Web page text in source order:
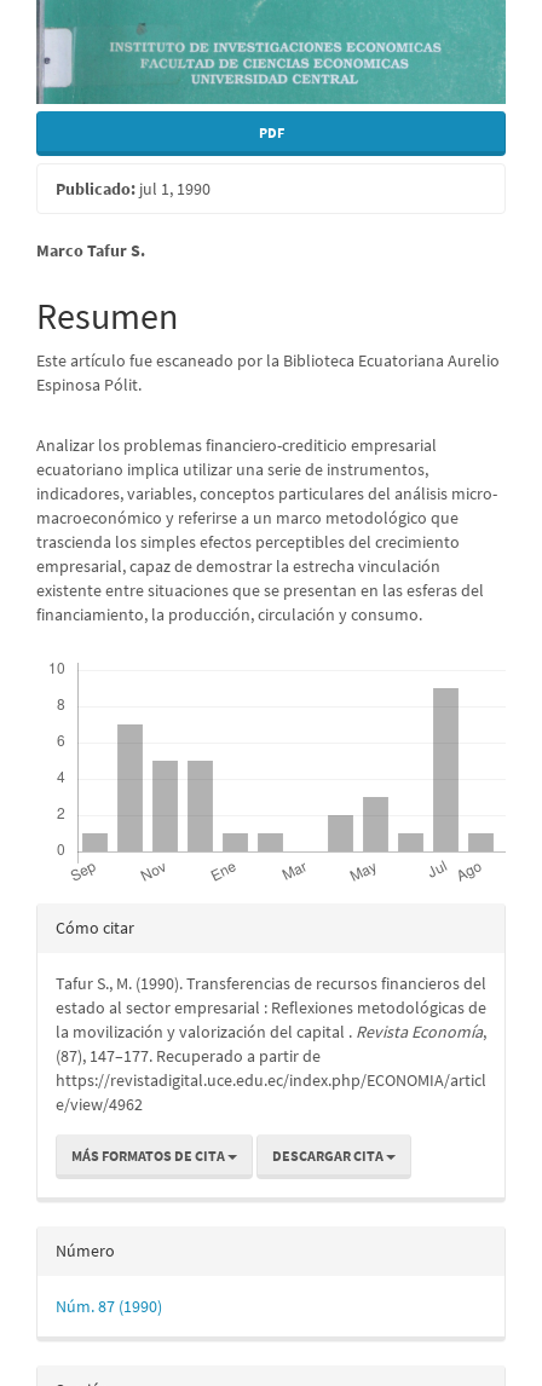
PDF
Publicado: jul 1, 1990
Contenido
principal
del
artículo
Marco Tafur S.
Resumen
Este artículo fue escaneado por la Biblioteca Ecuatoriana Aurelio
Espinosa Pólit.
Analizar los problemas financiero-crediticio empresarial
ecuatoriano implica utilizar una serie de instrumentos,
indicadores, variables, conceptos particulares del análisis micro-
macroeconómico y referirse a un marco metodológico que
trascienda los simples efectos perceptibles del crecimiento
empresarial, capaz de demostrar la estrecha vinculación
existente entre situaciones que se presentan en las esferas del
financiamiento, la producción, circulación y consumo.
Detalles
artículo
Cómo citar
Tafur S., M. (1990). Transferencias de recursos financieros del
estado al sector empresarial : Reflexiones metodológicas de
la movilización y valorización del capital . Revista Economía,
(87), 147–177. Recuperado a partir de
https://revistadigital.uce.edu.ec/index.php/ECONOMIA/articl
e/view/4962
MÁS FORMATOS DE CITA DESCARGAR CITA
Número
Núm. 87 (1990)